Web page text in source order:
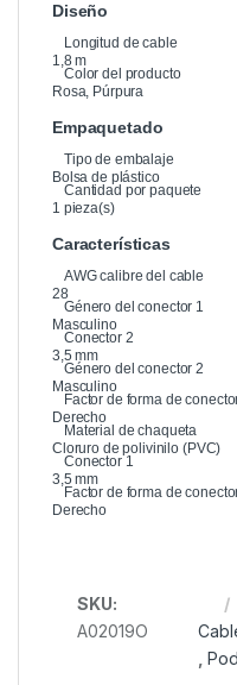
Diseño
Longitud de cable
1,8 m
Color del producto
Rosa, Púrpura
Empaquetado
Tipo de embalaje
Bolsa de plástico
Cantidad por paquete
1 pieza(s)
Características
AWG calibre del cable
28
Género del conector 1
Masculino
Conector 2
3,5 mm
Género del conector 2
Masculino
Factor de forma de
Derecho
Material de chaqueta
Cloruro de polivinilo (PVC)
Conector 1
3,5 mm
Factor de forma de
Derecho
SKU:
A02019O